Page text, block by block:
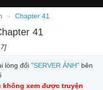
Chapter 41
41
lòng đổi "SERVER ẢNH"bên
không xem được truyện